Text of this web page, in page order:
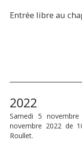
Entrée libre au
2022
Samedi 5
novembre 2022 de
Roullet.